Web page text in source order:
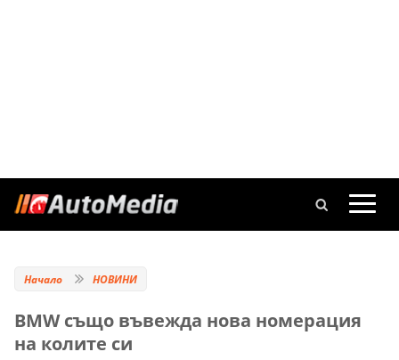
Начало НОВИНИ
BMW също въвежда нова номерация
на колите си